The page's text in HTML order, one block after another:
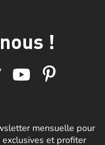
!
mensuelle pour
exclusives et profiter